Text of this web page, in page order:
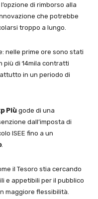
di rimborso alla
che potrebbe
troppo a lungo.
nelle prime ore sono stati
più di 14mila contratti
in un periodo di
Piùgode di una
dall’imposta di
ISEE fino a un
.
il Tesoro stia cercando
e appetibili per il pubblico
maggiore flessibilità.